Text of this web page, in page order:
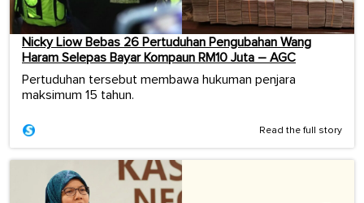
Nicky Liow Bebas 26 Pertuduhan Pengubahan Wang
Haram Selepas Bayar Kompaun RM10 Juta – AGC
Pertuduhan tersebut membawa hukuman penjara
maksimum 15 tahun.
Read the full story